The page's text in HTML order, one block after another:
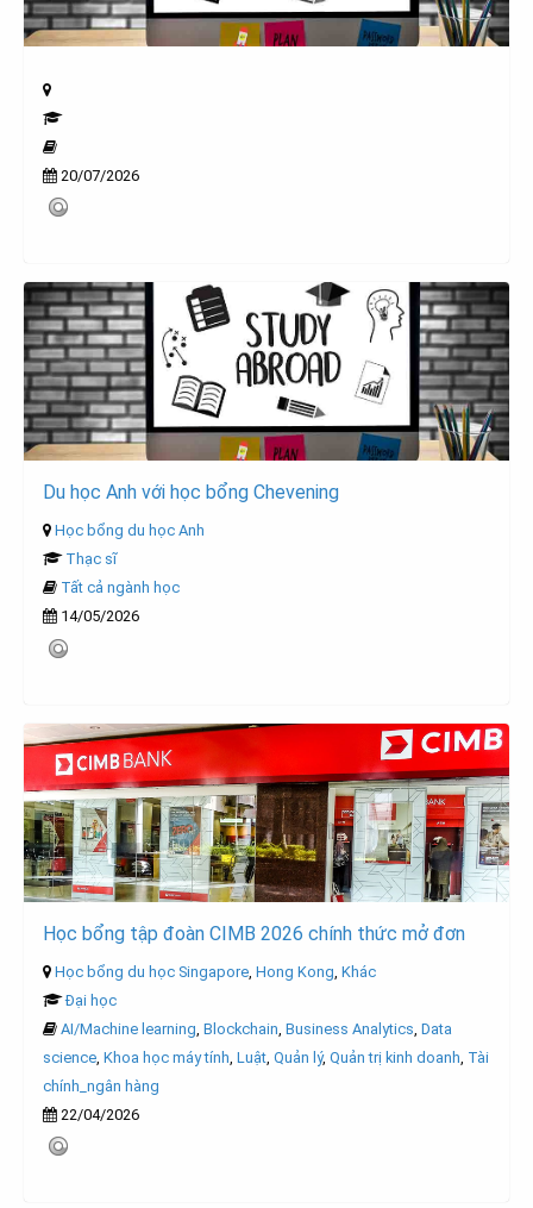
20/07/2026
Du học Anh với học bổng Chevening
Học bổng du học Anh
Thạc sĩ
Tất cả ngành học
14/05/2026
Học bổng tập đoàn CIMB 2026 chính thức mở đơn
Học bổng du học Singapore Hong Kong Khác
Đại học
AI/Machine learning Blockchain Business Analytics Data
science Khoa học máy tính Luật Quản lý, Quản trị kinh doanh Tài
chính_ngân hàng
22/04/2026